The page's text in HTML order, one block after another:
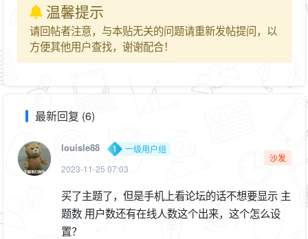
温馨提示
请回帖者注意，与本贴无关的问题请重新发帖提问，以
方便其他用户查找，谢谢配合！
最新回复 (6)
louisle88
一级用户组
2023-11-25 07:03
沙发
买了主题了，但是手机上看论坛的话不想要显示 主
题数 用户数还有在线人数这个出来，这个怎么设
置？